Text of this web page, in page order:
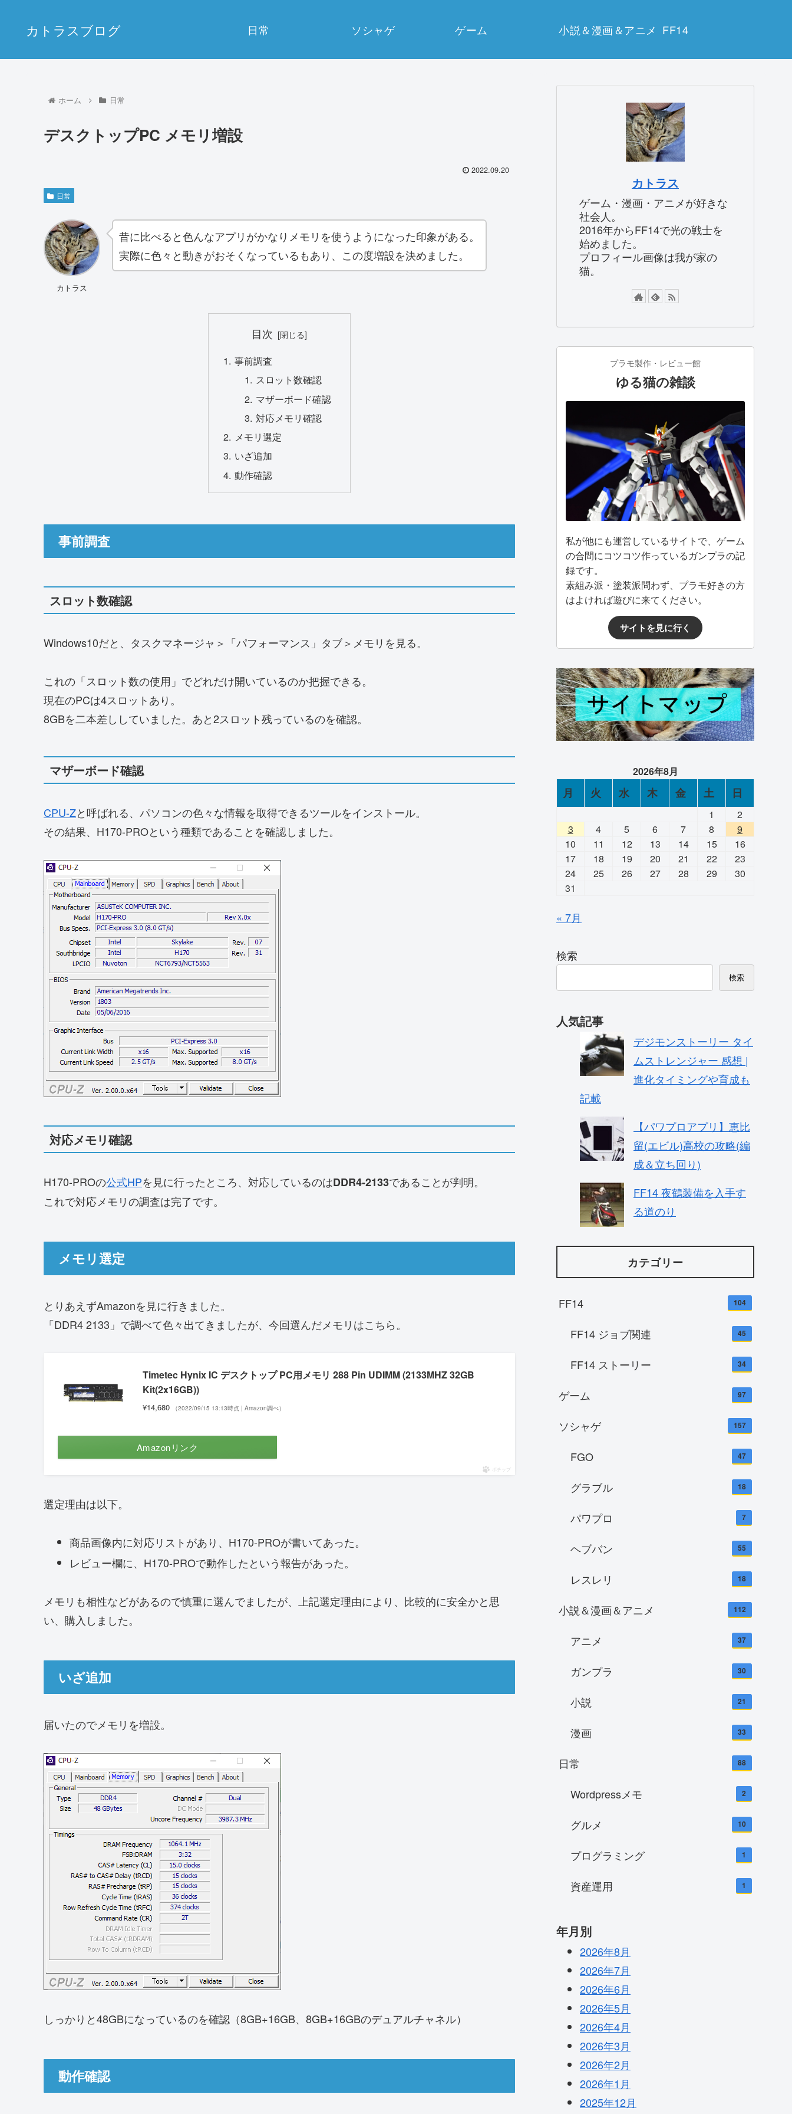
カトラスブログ 日常 ソシャゲ ゲーム 小説＆漫画＆アニメ FF14
ホーム 日常
デスクトップPC メモリ増設
2022.09.20
日常
カトラス
昔に比べると色んなアプリがかなりメモリを使うようになった印象がある。
実際に色々と動きがおそくなっているもあり、この度増設を決めました。
目次
事前調査
スロット数確認
マザーボード確認
対応メモリ確認
メモリ選定
いざ追加
動作確認
事前調査
スロット数確認
Windows10だと、タスクマネージャ＞「パフォーマンス」タブ＞メモリを見る。
これの「スロット数の使用」でどれだけ開いているのか把握できる。
現在のPCは4スロットあり。
8GBを二本差ししていました。あと2スロット残っているのを確認。
マザーボード確認
CPU-Zと呼ばれる、パソコンの色々な情報を取得できるツールをインストール。
その結果、H170-PROという種類であることを確認しました。
対応メモリ確認
H170-PROの公式HPを見に行ったところ、対応しているのはDDR4-2133であることが判明。
これで対応メモリの調査は完了です。
メモリ選定
とりあえずAmazonを見に行きました。
「DDR4 2133」で調べて色々出てきましたが、今回選んだメモリはこちら。
Timetec Hynix IC デスクトップ PC用メモリ 288 Pin UDIMM (2133MHZ 32GB
Kit(2x16GB))
¥14,680 （2022/09/15 13:13時点 | Amazon調べ）
Amazonリンク
ポチップ
選定理由は以下。
商品画像内に対応リストがあり、H170-PROが書いてあった。
レビュー欄に、H170-PROで動作したという報告があった。
メモリも相性などがあるので慎重に選んでましたが、上記選定理由により、比較的に安全かと思
い、購入しました。
いざ追加
届いたのでメモリを増設。
しっかりと48GBになっているのを確認（8GB+16GB、8GB+16GBのデュアルチャネル）
動作確認
カトラス
ゲーム・漫画・アニメが好きな
社会人。
2016年からFF14で光の戦士を
始めました。
プロフィール画像は我が家の
猫。
プラモ製作・レビュー館
ゆる猫の雑談
私が他にも運営しているサイトで、ゲーム
の合間にコツコツ作っているガンプラの記
録です。
素組み派・塗装派問わず、プラモ好きの方
はよければ遊びに来てください。
サイトを見に行く
2026年8月
月 火 水 木 金 土 日
1
2
3
4 5 6 7 8
9
10
11 12 13 14 15
16
17
18 19 20 21 22
23
24
25 26 27 28 29
30
31
« 7月
検索
検索
人気記事
デジモンストーリー タイ
ムストレンジャー 感想 |
進化タイミングや育成も
記載
【パワプロアプリ】恵比
留(エビル)高校の攻略(編
成＆立ち回り)
FF14 夜鶴装備を入手す
る道のり
カテゴリー
FF14 104
FF14 ジョブ関連 45
FF14 ストーリー 34
ゲーム 97
ソシャゲ 157
FGO 47
グラブル 18
パワプロ 7
ヘブバン 55
レスレリ 18
小説＆漫画＆アニメ 112
アニメ 37
ガンプラ 30
小説 21
漫画 33
日常 88
Wordpressメモ 2
グルメ 10
プログラミング 1
資産運用 1
年月別
2026年8月
2026年7月
2026年6月
2026年5月
2026年4月
2026年3月
2026年2月
2026年1月
2025年12月